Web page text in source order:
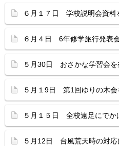
６月１７日 学校説明会資料
６月４日 6年修学旅行発表
５月30日 おさかな学習会を
５月１9日 第1回ゆりの木会
５月１５日 全校遠足にでか
５月12日 台風荒天時の対応